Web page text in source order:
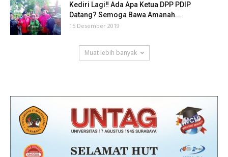
Kediri Lagi‼ Ada Apa Ketua DPP PDIP
Datang? Semoga Bawa Amanah...
15 Desember 2019
Muat lebih banyak